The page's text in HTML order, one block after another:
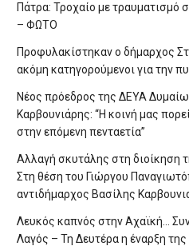
Πάτρα: Τροχαίο με τραυματισμό
– ΦΩΤΟ
Προφυλακίστηκαν ο δήμαρχος
ακόμη κατηγορούμενοι για την
Νέος πρόεδρος της ΔΕΥΑ
Καρβουνιάρης: “Η κοινή μας
στην επόμενη πενταετία”
Αλλαγή σκυτάλης στη διοίκηση
Στη θέση του Γιώργου
αντιδήμαρχος Βασίλης
Λευκός καπνός στην Αχαϊκή…
Λαγός – Τη Δευτέρα η έναρξη